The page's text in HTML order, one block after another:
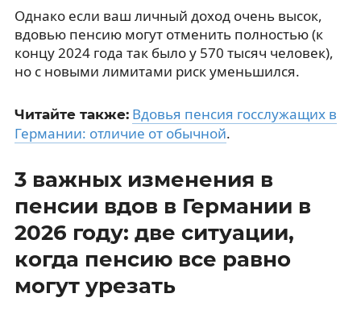
Однако если ваш личный доход очень высок,
вдовью пенсию могут отменить полностью (к
концу 2024 года так было у 570 тысяч человек),
но с новыми лимитами риск уменьшился.
Читайте также: Вдовья пенсия госслужащих в
Германии: отличие от обычной.
3 важных изменения в
пенсии вдов в Германии в
2026 году: две ситуации,
когда пенсию все равно
могут урезать